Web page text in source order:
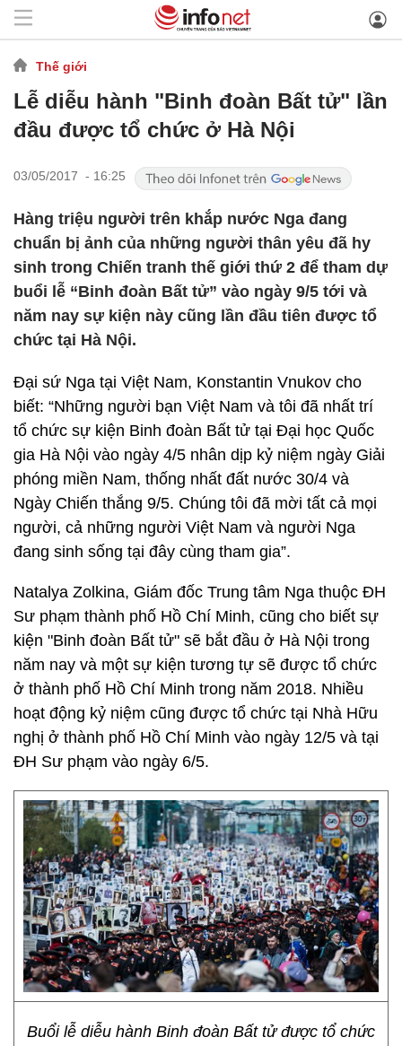
Thế giới
Lễ diễu hành "Binh đoàn Bất tử" lần
đầu được tổ chức ở Hà Nội
03/05/2017 - 16:25
Hàng triệu người trên khắp nước Nga đang
chuẩn bị ảnh của những người thân yêu đã hy
sinh trong Chiến tranh thế giới thứ 2 để tham dự
buổi lễ “Binh đoàn Bất tử” vào ngày 9/5 tới và
năm nay sự kiện này cũng lần đầu tiên được tổ
chức tại Hà Nội.
Đại sứ Nga tại Việt Nam, Konstantin Vnukov cho
biết: “Những người bạn Việt Nam và tôi đã nhất trí
tổ chức sự kiện Binh đoàn Bất tử tại Đại học Quốc
gia Hà Nội vào ngày 4/5 nhân dịp kỷ niệm ngày Giải
phóng miền Nam, thống nhất đất nước 30/4 và
Ngày Chiến thắng 9/5. Chúng tôi đã mời tất cả mọi
người, cả những người Việt Nam và người Nga
đang sinh sống tại đây cùng tham gia”.
Natalya Zolkina, Giám đốc Trung tâm Nga thuộc ĐH
Sư phạm thành phố Hồ Chí Minh, cũng cho biết sự
kiện "Binh đoàn Bất tử" sẽ bắt đầu ở Hà Nội trong
năm nay và một sự kiện tương tự sẽ được tổ chức
ở thành phố Hồ Chí Minh trong năm 2018. Nhiều
hoạt động kỷ niệm cũng được tổ chức tại Nhà Hữu
nghị ở thành phố Hồ Chí Minh vào ngày 12/5 và tại
ĐH Sư phạm vào ngày 6/5.
Buổi lễ diễu hành Binh đoàn Bất tử được tổ chức